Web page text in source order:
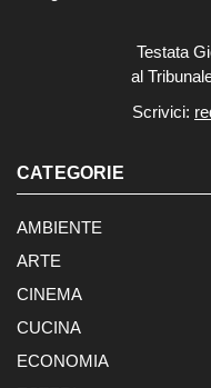
Testata
al
Scrivici:
CATEGORIE
AMBIENTE
ARTE
CINEMA
CUCINA
ECONOMIA